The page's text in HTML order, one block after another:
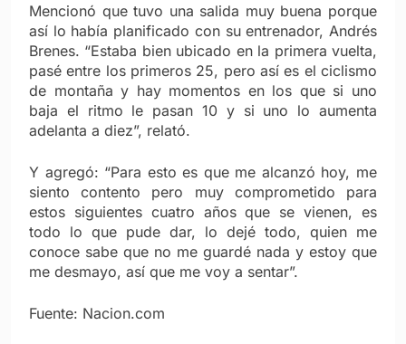
Mencionó que tuvo una salida muy buena porque
así lo había planificado con su entrenador, Andrés
Brenes. “Estaba bien ubicado en la primera vuelta,
pasé entre los primeros 25, pero así es el ciclismo
de montaña y hay momentos en los que si uno
baja el ritmo le pasan 10 y si uno lo aumenta
adelanta a diez”, relató.
Y agregó: “Para esto es que me alcanzó hoy, me
siento contento pero muy comprometido para
estos siguientes cuatro años que se vienen, es
todo lo que pude dar, lo dejé todo, quien me
conoce sabe que no me guardé nada y estoy que
me desmayo, así que me voy a sentar”.
Fuente: Nacion.com